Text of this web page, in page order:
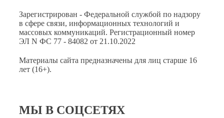
Зарегистрирован - Федеральной службой по надзору
в сфере связи, информационных технологий и
массовых коммуникаций. Регистрационный номер
ЭЛ N ФС 77 - 84082 от 21.10.2022
Материалы сайта предназначены для лиц старше 16
лет (16+).
МЫ В СОЦСЕТЯХ